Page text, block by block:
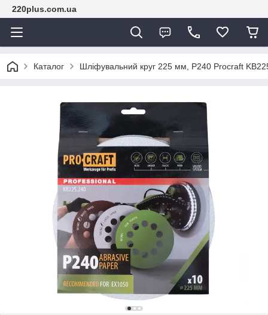
220plus.com.ua
Каталог Шліфувальний круг 225 мм, P240 Procraft